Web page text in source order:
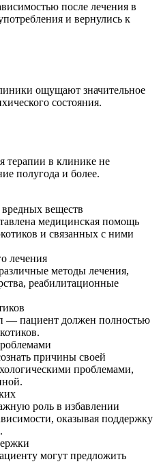
после лечения в
и вернулись к
ощущают значительное
состояния.
терапии в клинике не
полугода и более.
веществ
медицинская помощь
и связанных с ними
лечения
методы лечения,
реабилитационные
— пациент должен полностью
причины своей
проблемами,
роль в избавлении
оказывая поддержку
могут предложить